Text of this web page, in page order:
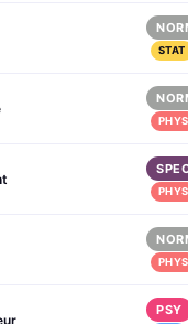
STAT
PHYS
PHYS
PHYS
PSY